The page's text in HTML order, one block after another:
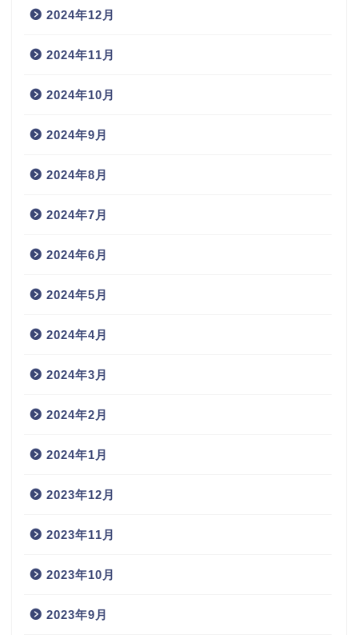
2024年12月
2024年11月
2024年10月
2024年9月
2024年8月
2024年7月
2024年6月
2024年5月
2024年4月
2024年3月
2024年2月
2024年1月
2023年12月
2023年11月
2023年10月
2023年9月